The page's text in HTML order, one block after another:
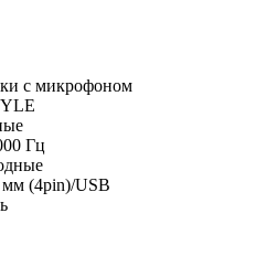
с микрофоном
Гц
(4pin)/USB